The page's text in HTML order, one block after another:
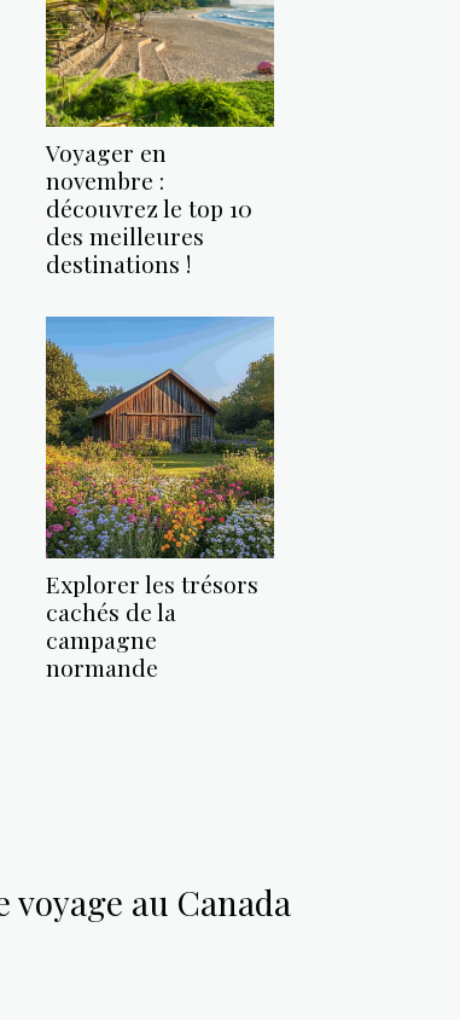
Voyager en
novembre :
découvrez le top 10
des meilleures
destinations !
Explorer les trésors
cachés de la
campagne
normande
au Canada